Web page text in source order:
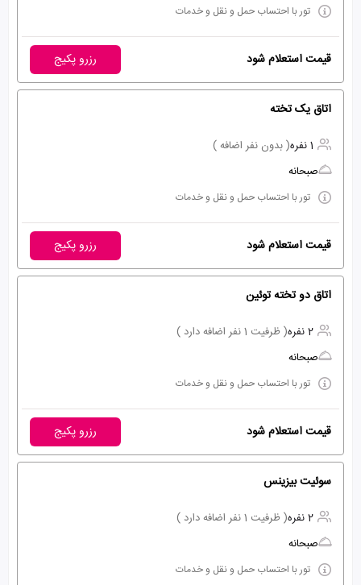
تور با احتساب حمل و نقل و خدمات
قیمت استعلام شود رزرو پکیج
اتاق یک تخته
1 نفره
( بدون نفر اضافه )
صبحانه
تور با احتساب حمل و نقل و خدمات
قیمت استعلام شود رزرو پکیج
اتاق دو تخته توئین
2 نفره
( ظرفیت 1 نفر اضافه دارد )
صبحانه
تور با احتساب حمل و نقل و خدمات
قیمت استعلام شود رزرو پکیج
سوئیت بیزینس
2 نفره
( ظرفیت 1 نفر اضافه دارد )
صبحانه
تور با احتساب حمل و نقل و خدمات